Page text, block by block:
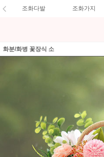
조화다발 조화가지
화분/화병 꽃장식 소